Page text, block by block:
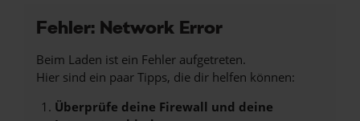
Fehler: Network Error
Beim Laden ist ein Fehler aufgetreten.
Hier sind ein paar Tipps, die dir helfen können:
Überprüfe deine Firewall und deine